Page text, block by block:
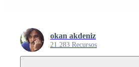
okan akdeniz
21.283 Recursos